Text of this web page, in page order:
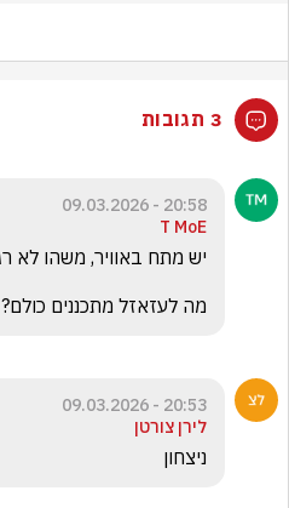
3 תגובות
20:58 - 09.03.2026
T MoE
מה לעזאזל מתכננים כולם?
20:53 - 09.03.2026
לירן צורטן
ניצחון